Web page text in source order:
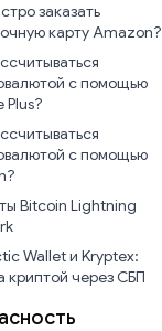
заказать
карту Amazon?
с помощью
Plus?
с помощью
Bitcoin Lightning
Wallet и Kryptex:
криптой через СБП